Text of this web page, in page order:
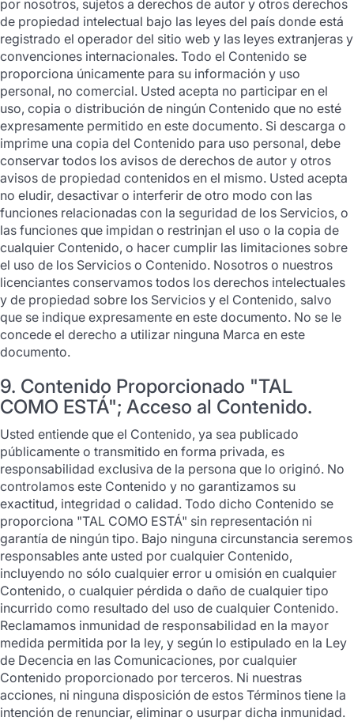
por nosotros, sujetos a derechos de autor y otros derechos
de propiedad intelectual bajo las leyes del país donde está
registrado el operador del sitio web y las leyes extranjeras y
convenciones internacionales. Todo el Contenido se
proporciona únicamente para su información y uso
personal, no comercial. Usted acepta no participar en el
uso, copia o distribución de ningún Contenido que no esté
expresamente permitido en este documento. Si descarga o
imprime una copia del Contenido para uso personal, debe
conservar todos los avisos de derechos de autor y otros
avisos de propiedad contenidos en el mismo. Usted acepta
no eludir, desactivar o interferir de otro modo con las
funciones relacionadas con la seguridad de los Servicios, o
las funciones que impidan o restrinjan el uso o la copia de
cualquier Contenido, o hacer cumplir las limitaciones sobre
el uso de los Servicios o Contenido. Nosotros o nuestros
licenciantes conservamos todos los derechos intelectuales
y de propiedad sobre los Servicios y el Contenido, salvo
que se indique expresamente en este documento. No se le
concede el derecho a utilizar ninguna Marca en este
documento.
9. Contenido Proporcionado "TAL
COMO ESTÁ"; Acceso al Contenido.
Usted entiende que el Contenido, ya sea publicado
públicamente o transmitido en forma privada, es
responsabilidad exclusiva de la persona que lo originó. No
controlamos este Contenido y no garantizamos su
exactitud, integridad o calidad. Todo dicho Contenido se
proporciona "TAL COMO ESTÁ" sin representación ni
garantía de ningún tipo. Bajo ninguna circunstancia seremos
responsables ante usted por cualquier Contenido,
incluyendo no sólo cualquier error u omisión en cualquier
Contenido, o cualquier pérdida o daño de cualquier tipo
incurrido como resultado del uso de cualquier Contenido.
Reclamamos inmunidad de responsabilidad en la mayor
medida permitida por la ley, y según lo estipulado en la Ley
de Decencia en las Comunicaciones, por cualquier
Contenido proporcionado por terceros. Ni nuestras
acciones, ni ninguna disposición de estos Términos tiene la
intención de renunciar, eliminar o usurpar dicha inmunidad.